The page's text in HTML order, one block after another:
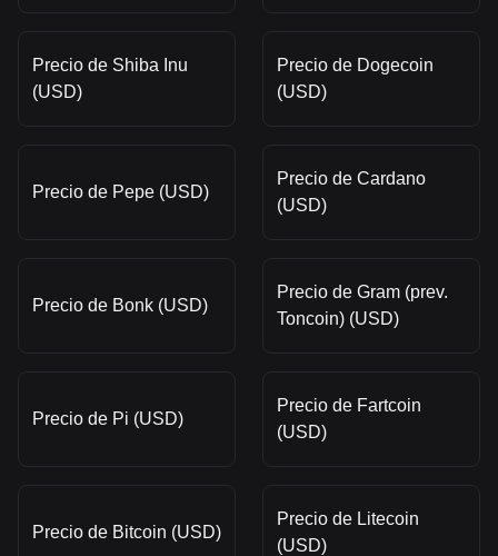
Precio de Shiba Inu
(USD)
Precio de Dogecoin
(USD)
Precio de Pepe (USD)
Precio de Cardano
(USD)
Precio de Bonk (USD)
Precio de Gram (prev.
Toncoin) (USD)
Precio de Pi (USD)
Precio de Fartcoin
(USD)
Precio de Bitcoin (USD)
Precio de Litecoin
(USD)